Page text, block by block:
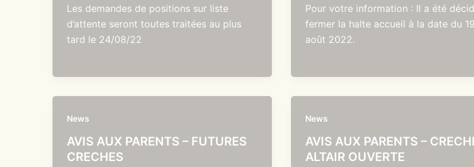
Les demandes de positions sur liste
d’attente seront toutes traitées au plus
tard le 24/08/22
Pour votre information : Il a été
fermer la halte accueil à la date du 19
août 2022.
News
AVIS AUX PARENTS – FUTURES
CRECHES
News
AVIS AUX PARENTS –
ALTAIR OUVERTE